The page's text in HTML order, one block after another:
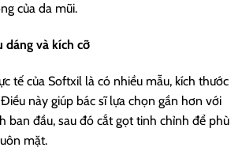
của da mũi.
dáng và kích cỡ
tế của Softxil là có nhiều mẫu, kích thước
này giúp bác sĩ lựa chọn gần hơn với
ban đầu, sau đó cắt gọt tinh chỉnh để phù
mặt.